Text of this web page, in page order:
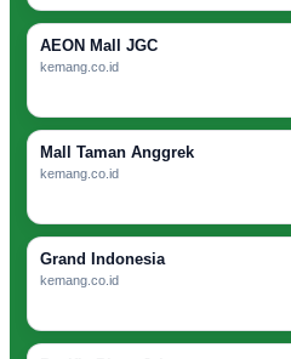
AEON Mall JGC
kemang.co.id
Mall Taman Anggrek
kemang.co.id
Grand Indonesia
kemang.co.id